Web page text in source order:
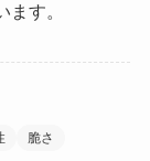
す。
脆さ